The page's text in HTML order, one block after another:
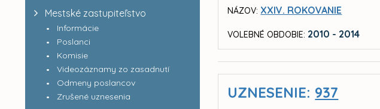
Mestské zastupiteľstvo
Informácie
Poslanci
Komisie
Videozáznamy zo zasadnutí
Odmeny poslancov
Zrušené uznesenia
NÁZOV: XXIV. ROKOVANIE
VOLEBNÉ OBDOBIE: 2010 - 2014
UZNESENIE: 937